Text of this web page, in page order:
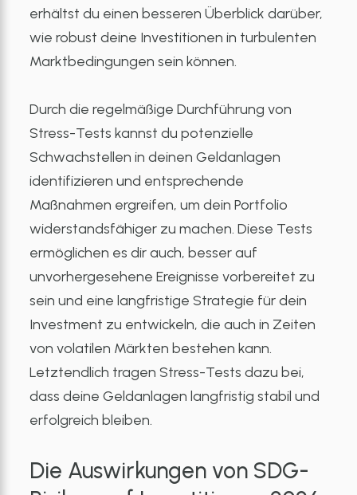
erhältst du einen besseren Überblick darüber,
wie robust deine Investitionen in turbulenten
Marktbedingungen sein können.
Durch die regelmäßige Durchführung von
Stress-Tests kannst du potenzielle
Schwachstellen in deinen Geldanlagen
identifizieren und entsprechende
Maßnahmen ergreifen, um dein Portfolio
widerstandsfähiger zu machen. Diese Tests
ermöglichen es dir auch, besser auf
unvorhergesehene Ereignisse vorbereitet zu
sein und eine langfristige Strategie für dein
Investment zu entwickeln, die auch in Zeiten
von volatilen Märkten bestehen kann.
Letztendlich tragen Stress-Tests dazu bei,
dass deine Geldanlagen langfristig stabil und
erfolgreich bleiben.
Die Auswirkungen von SDG-